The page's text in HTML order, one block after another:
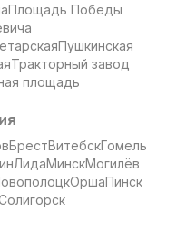
Площадь Победы
Пушкинская
Тракторный завод
площадь
БрестВитебскГомель
ЛидаМинскМогилёв
ОршаПинск